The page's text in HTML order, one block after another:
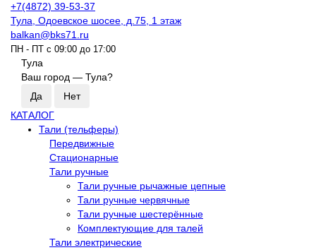
+7(4872) 39-53-37
Тула, Одоевское шосее, д.75, 1 этаж
balkan@bks71.ru
ПН - ПТ с 09:00 до 17:00
Тула
Ваш город — Тула?
КАТАЛОГ
Тали (тельферы)
Передвижные
Стационарные
Тали ручные
Тали ручные рычажные цепные
Тали ручные червячные
Тали ручные шестерённые
Комплектующие для талей
Тали электрические